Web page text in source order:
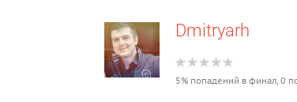
Dmitryarh
5% попадений в финал, 0